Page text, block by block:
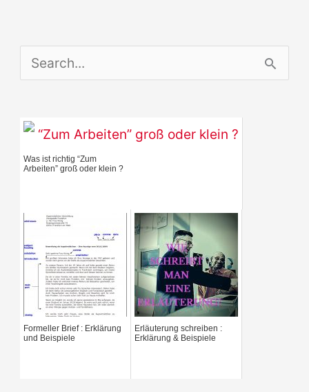
e
r
c
f
o
Was ist richtig “Zum
Arbeiten” groß oder klein ?
Formeller Brief : Erklärung
und Beispiele
Erläuterung schreiben :
Erklärung & Beispiele